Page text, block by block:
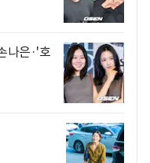
나은·'호